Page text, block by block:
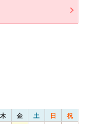
木 金 土 日 祝